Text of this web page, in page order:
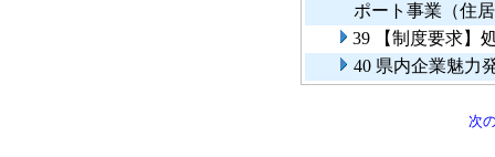
ポート事業（住
39 【制度要求】
40 県内企業魅力
次